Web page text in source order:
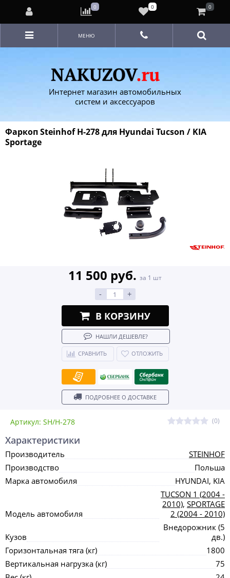
Интернет магазин автомобильных
систем и аксессуаров
МЕНЮ
Фаркоп Steinhof H-278 для Hyundai Tucson / KIA
Sportage
Артикул: SH/H-278 (0)
11 500 руб. за 1 шт
- +
В КОРЗИНУ
НАШЛИ ДЕШЕВЛЕ?
СРАВНИТЬ ОТЛОЖИТЬ
ПОДРОБНЕЕ О ДОСТАВКЕ
Характеристики
Производитель
STEINHOF
Производство
Польша
Марка автомобиля
HYUNDAI, KIA
Модель автомобиля
TUCSON 1 (2004 -
2010), SPORTAGE
2 (2004 - 2010)
Кузов
Внедорожник (5
дв.)
Горизонтальная тяга (кг)
1800
Вертикальная нагрузка (кг)
75
0 0 0